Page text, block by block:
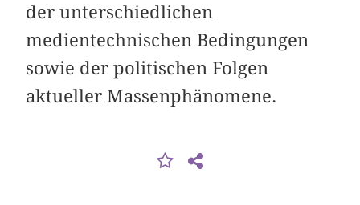
der unterschiedlichen
medientechnischen Bedingungen
sowie der politischen Folgen
aktueller Massenphänomene.